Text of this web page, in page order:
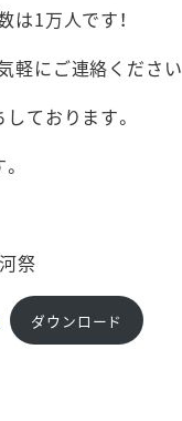
は1万人です！
軽にご連絡ください
ております。
祭
ダウンロード